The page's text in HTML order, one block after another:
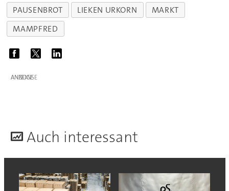
PAUSENBROT
LIEKEN URKORN
MARKT
MAMPFRED
ANZEIGE
Auch interessant